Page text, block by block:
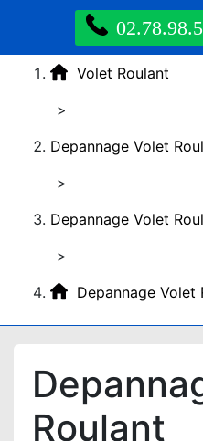
Volet Roulant
>
Depannage Volet
>
Depannage Volet
>
Depannage Volet